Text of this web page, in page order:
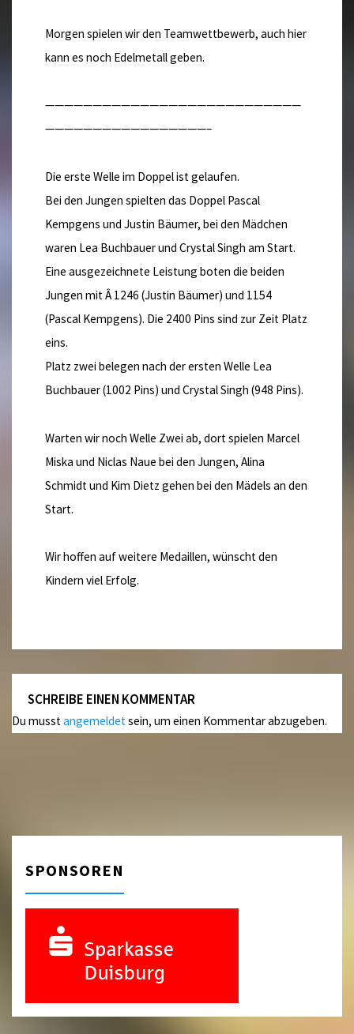
Morgen spielen wir den Teamwettbewerb, auch hier
kann es noch Edelmetall geben.
———————————————————————————
—————————————————–
Die erste Welle im Doppel ist gelaufen.
Bei den Jungen spielten das Doppel Pascal
Kempgens und Justin Bäumer, bei den Mädchen
waren Lea Buchbauer und Crystal Singh am Start.
Eine ausgezeichnete Leistung boten die beiden
Jungen mit Â 1246 (Justin Bäumer) und 1154
(Pascal Kempgens). Die 2400 Pins sind zur Zeit Platz
eins.
Platz zwei belegen nach der ersten Welle Lea
Buchbauer (1002 Pins) und Crystal Singh (948 Pins).
Warten wir noch Welle Zwei ab, dort spielen Marcel
Miska und Niclas Naue bei den Jungen, Alina
Schmidt und Kim Dietz gehen bei den Mädels an den
Start.
Wir hoffen auf weitere Medaillen, wünscht den
Kindern viel Erfolg.
SCHREIBE EINEN KOMMENTAR
Du musstangemeldetsein, um einen Kommentar abzugeben.
SPONSOREN